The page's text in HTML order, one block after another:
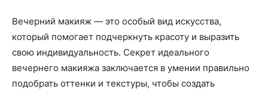
Вечерний макияж — это особый вид искусства,
который помогает подчеркнуть красоту и выразить
свою индивидуальность. Секрет идеального
вечернего макияжа заключается в умении правильно
подобрать оттенки и текстуры, чтобы создать